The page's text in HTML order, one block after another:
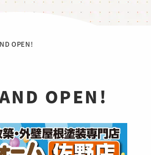
OPEN!
OPEN!